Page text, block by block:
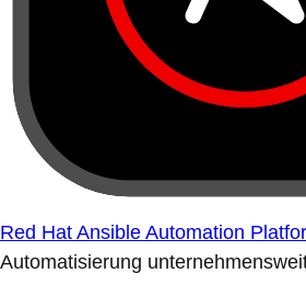
Red Hat Ansible Automation
Automatisierung